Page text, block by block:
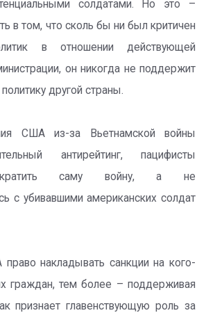
солдатами. Но это –
в том, что сколь бы ни был критичен
в отношении действующей
он никогда не поддержит
другой страны.
США из-за Вьетнамской войны
антирейтинг, пацифисты
саму войну, а не
с убивавшими американских солдат
накладывать санкции на кого-
граждан, тем более – поддерживая
признает главенствующую роль за